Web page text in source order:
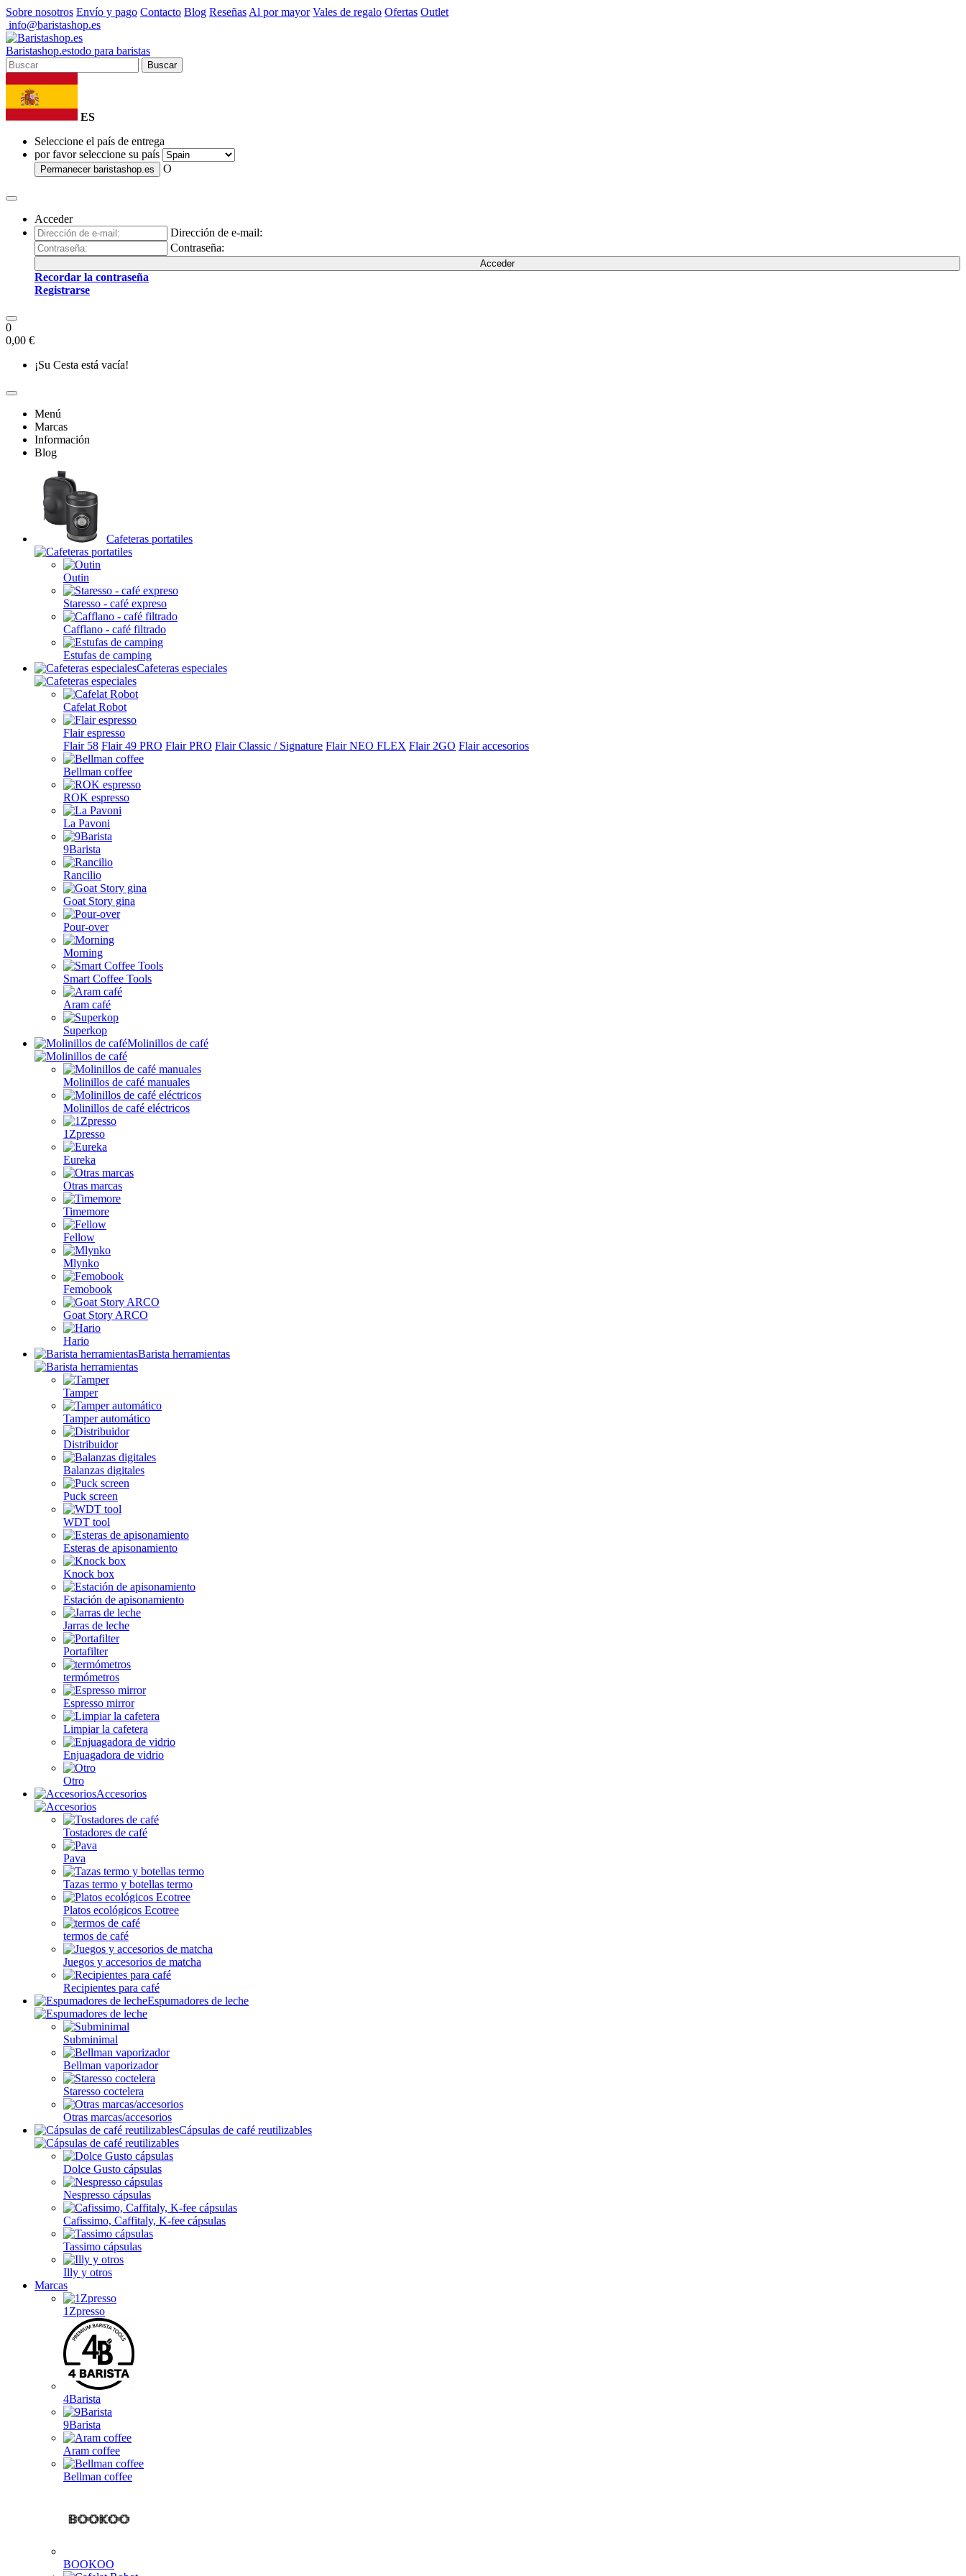
Sobre nosotros Envío y pago Contacto Blog Reseñas Al por mayor Vales de regalo Ofertas Outlet
info@baristashop.es
Baristashop.estodo para baristas
Buscar
ES
Seleccione el país de entrega
por favor seleccione su país
Permanecer baristashop.es O
Acceder
Dirección de e-mail:
Contraseña:
Acceder
Recordar la contraseña
Registrarse
0
0,00 €
¡Su Cesta está vacía!
Menú
Marcas
Información
Blog
Cafeteras portatiles
Outin
Staresso - café expreso
Cafflano - café filtrado
Estufas de camping
Cafeteras especiales
Cafelat Robot
Flair espresso
Flair 58 Flair 49 PRO Flair PRO Flair Classic / Signature Flair NEO FLEX Flair 2GO Flair accesorios
Bellman coffee
ROK espresso
La Pavoni
9Barista
Rancilio
Goat Story gina
Pour-over
Morning
Smart Coffee Tools
Aram café
Superkop
Molinillos de café
Molinillos de café manuales
Molinillos de café eléctricos
1Zpresso
Eureka
Otras marcas
Timemore
Fellow
Mlynko
Femobook
Goat Story ARCO
Hario
Barista herramientas
Tamper
Tamper automático
Distribuidor
Balanzas digitales
Puck screen
WDT tool
Esteras de apisonamiento
Knock box
Estación de apisonamiento
Jarras de leche
Portafilter
termómetros
Espresso mirror
Limpiar la cafetera
Enjuagadora de vidrio
Otro
Accesorios
Tostadores de café
Pava
Tazas termo y botellas termo
Platos ecológicos Ecotree
termos de café
Juegos y accesorios de matcha
Recipientes para café
Espumadores de leche
Subminimal
Bellman vaporizador
Staresso coctelera
Otras marcas/accesorios
Cápsulas de café reutilizables
Dolce Gusto cápsulas
Nespresso cápsulas
Cafissimo, Caffitaly, K-fee cápsulas
Tassimo cápsulas
Illy y otros
Marcas
1Zpresso
4Barista
9Barista
Aram coffee
Bellman coffee
BOOKOO